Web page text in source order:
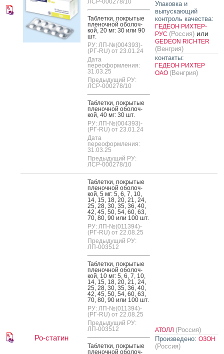
Таб­летки, пок­ры­тые
пле­ноч­ной обо­лоч­
кой, 20 мг: 30 или 90
шт.
РУ: ЛП-№(004393)-
(РГ-RU) от 23.01.24
Дата
переоформления:
31.03.25
Предыдущий РУ:
ЛСР-000278/10
Таб­летки, пок­ры­тые
пле­ноч­ной обо­лоч­
кой, 40 мг: 30 шт.
РУ: ЛП-№(004393)-
(РГ-RU) от 23.01.24
Дата
переоформления:
31.03.25
Предыдущий РУ:
ЛСР-000278/10
Упаковка и
выпускающий
контроль качества:
ГЕДЕОН РИХТЕР-
РУС (Россия) или
GEDEON RICHTER
(Венгрия)
контакты:
ГЕДЕОН РИХТЕР
ОАО (Венгрия)
Ро-статин
Таб­летки, пок­ры­тые
пле­ноч­ной обо­лоч­
кой, 5 мг: 5, 6, 7, 10,
14, 15, 18, 20, 21, 24,
25, 28, 30, 35, 36, 40,
42, 45, 50, 54, 60, 63,
70, 80, 90 или 100 шт.
РУ: ЛП-№(011394)-
(РГ-RU) от 22.08.25
Предыдущий РУ:
ЛП-003512
Таб­летки, пок­ры­тые
пле­ноч­ной обо­лоч­
кой, 10 мг: 5, 6, 7, 10,
14, 15, 18, 20, 21, 24,
25, 28, 30, 35, 36, 40,
42, 45, 50, 54, 60, 63,
70, 80, 90 или 100 шт.
РУ: ЛП-№(011394)-
(РГ-RU) от 22.08.25
Предыдущий РУ:
ЛП-003512
Таб­летки, пок­ры­тые
пле­ноч­ной обо­лоч­
АТОЛЛ (Россия)
Произведено: ОЗОН
(Россия)